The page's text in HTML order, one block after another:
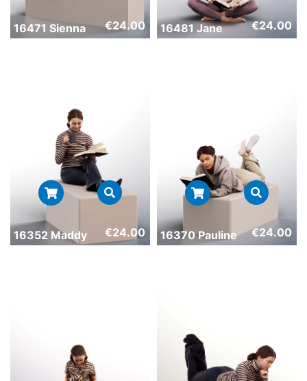
16471 Sienna €24.00 16481 Jane €24.00
16352 Maddy €24.00 16370 Pauline €24.00